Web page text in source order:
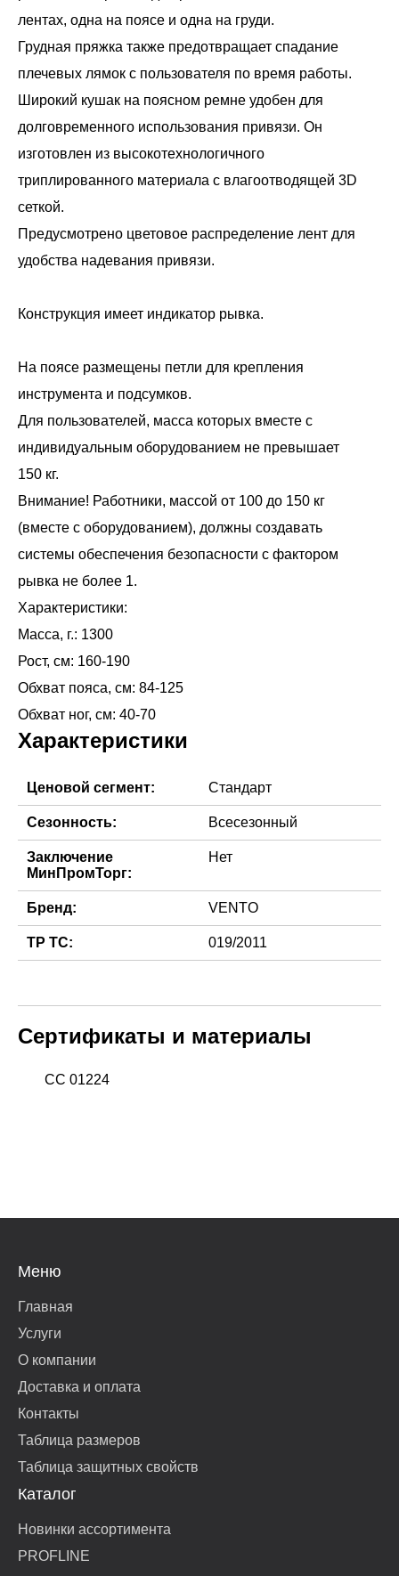
лентах, одна на поясе и одна на груди.
Грудная пряжка также предотвращает спадание
плечевых лямок с пользователя по время работы.
Широкий кушак на поясном ремне удобен для
долговременного использования привязи. Он
изготовлен из высокотехнологичного
триплированного материала с влагоотводящей 3D
сеткой.
Предусмотрено цветовое распределение лент для
удобства надевания привязи.
Конструкция имеет индикатор рывка.
На поясе размещены петли для крепления
инструмента и подсумков.
Для пользователей, масса которых вместе с
индивидуальным оборудованием не превышает
150 кг.
Внимание! Работники, массой от 100 до 150 кг
(вместе с оборудованием), должны создавать
системы обеспечения безопасности с фактором
рывка не более 1.
Характеристики:
Масса, г.: 1300
Рост, см: 160-190
Обхват пояса, см: 84-125
Обхват ног, см: 40-70
Характеристики
Ценовой сегмент: Стандарт
Сезонность: Всесезонный
Заключение
МинПромТорг:
Нет
Бренд: VENTO
ТР ТС: 019/2011
Сертификаты и материалы
СС 01224
Меню
Главная
Услуги
О компании
Доставка и оплата
Контакты
Таблица размеров
Таблица защитных свойств
Каталог
Новинки ассортимента
PROFLINE